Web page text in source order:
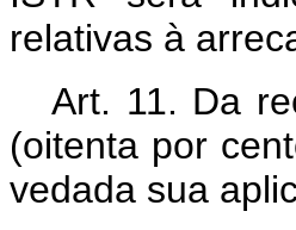
relativas à
Art. 11. Da
(oitenta por
vedada sua